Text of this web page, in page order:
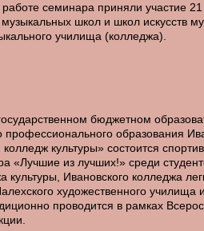
семинара приняли участие 21
школ и школ искусств
училища (колледжа).
бюджетном
профессионального образования
культуры» состоится
«Лучшие из лучших!» среди
культуры, Ивановского колледжа
художественного училища
проводится в рамках